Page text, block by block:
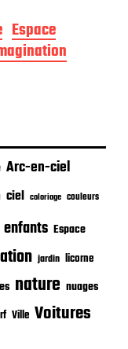
Espace
Arc-en-ciel
ciel coloriage couleurs
enfants Espace
jardin licorne
nature nuages
Ville Voitures